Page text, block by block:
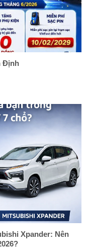
Định
Xpander: Nên